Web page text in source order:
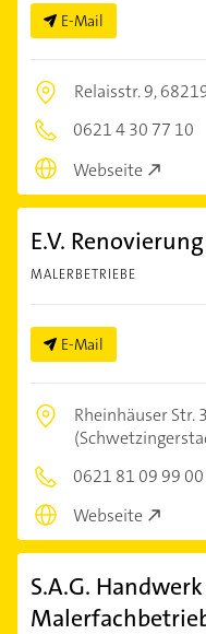
E-Mail
Relaisstr. 9,
0621 4 30 77 10
Webseite
E.V.
MALERBETRIEBE
E-Mail
Rheinhäuser Str.
0621 81 09 99 00
Webseite
S.A.G.